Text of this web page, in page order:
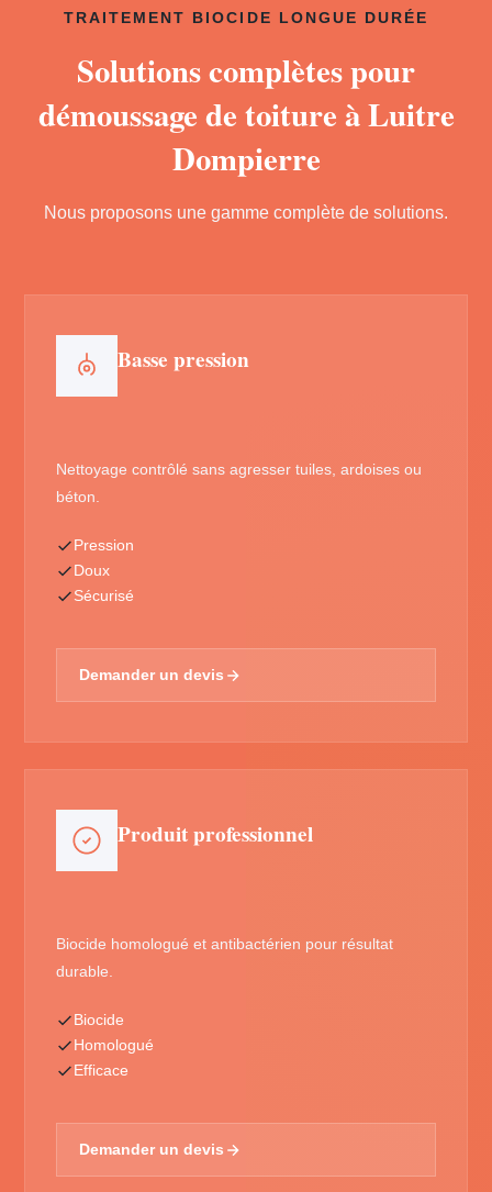
TRAITEMENT BIOCIDE LONGUE DURÉE
Solutions complètes pour
démoussage de toiture à Luitre
Dompierre
Nous proposons une gamme complète de solutions.
Basse pression
Nettoyage contrôlé sans agresser tuiles, ardoises ou
béton.
Pression
Doux
Sécurisé
Demander un devis
Produit professionnel
Biocide homologué et antibactérien pour résultat
durable.
Biocide
Homologué
Efficace
Demander un devis